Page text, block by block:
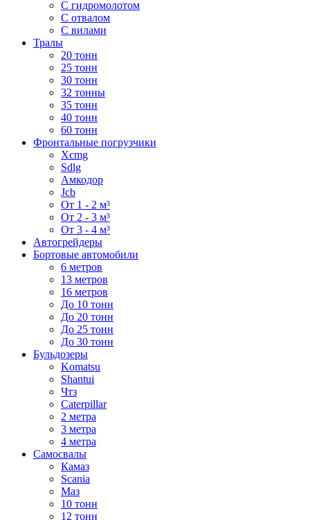
С гидромолотом
С отвалом
С вилами
Тралы
20 тонн
25 тонн
30 тонн
32 тонны
35 тонн
40 тонн
60 тонн
Фронтальные погрузчики
Xcmg
Sdlg
Амкодор
Jcb
От 1 - 2 м³
От 2 - 3 м³
От 3 - 4 м³
Автогрейдеры
Бортовые автомобили
6 метров
13 метров
16 метров
До 10 тонн
До 20 тонн
До 25 тонн
До 30 тонн
Бульдозеры
Komatsu
Shantui
Чтз
Caterpillar
2 метра
3 метра
4 метра
Самосвалы
Камаз
Scania
Маз
10 тонн
12 тонн